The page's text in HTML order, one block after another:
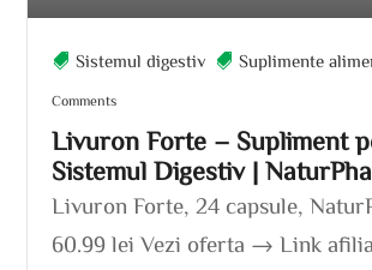
Livuron Forte – Supliment
Sistemul Digestiv |
Sistemul digestiv Suplimente
Comments
Livuron Forte, 24 capsule,
60.99 lei Vezi oferta → Link